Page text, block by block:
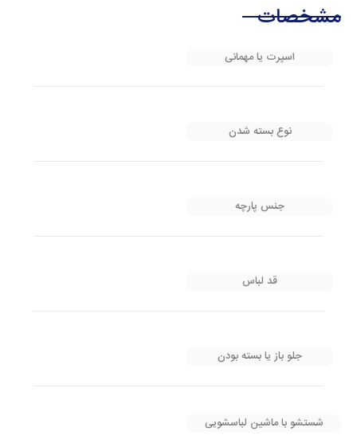
مشخصات
اسپرت یا مهمانی
نوع بسته شدن
جنس پارچه
قد لباس
جلو باز یا بسته بودن
شستشو با ماشین لباسشویی